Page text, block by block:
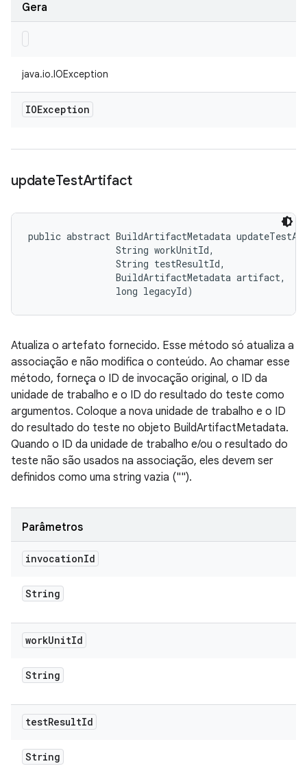
Gera
java.io.IOException
IOException
updateTestArtifact
public abstract BuildArtifactMetadata
                String workUnitId,
                String testResultId,
                BuildArtifactMetadata artifact,
                long legacyId)
Atualiza o artefato fornecido. Esse método só atualiza a
associação e não modifica o conteúdo. Ao chamar esse
método, forneça o ID de invocação original, o ID da
unidade de trabalho e o ID do resultado do teste como
argumentos. Coloque a nova unidade de trabalho e o ID
do resultado do teste no objeto BuildArtifactMetadata.
Quando o ID da unidade de trabalho e/ou o resultado do
teste não são usados na associação, eles devem ser
definidos como uma string vazia ("").
Parâmetros
invocationId
String
workUnitId
String
testResultId
String